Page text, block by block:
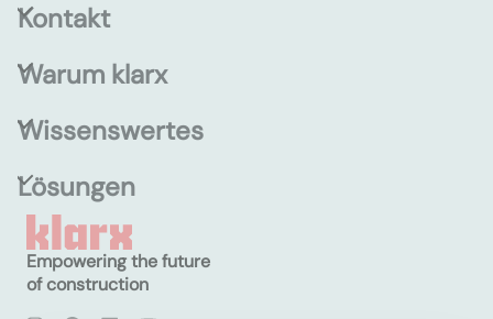
Kontakt
Warum klarx
Wissenswertes
Lösungen
Empowering the future
of construction